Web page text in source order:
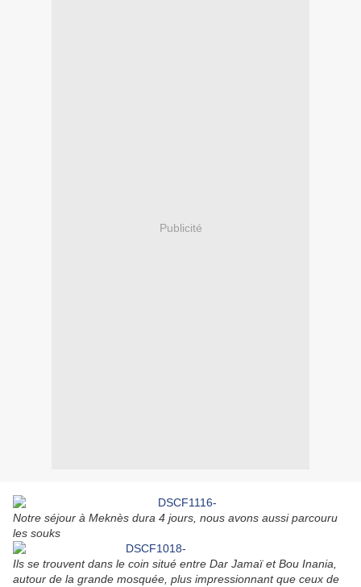
Publicité
Notre séjour à Meknès dura 4 jours, nous avons aussi parcouru
les souks
Ils se trouvent dans le coin situé entre Dar Jamaï et Bou Inania,
autour de la grande mosquée, plus impressionnant que ceux de